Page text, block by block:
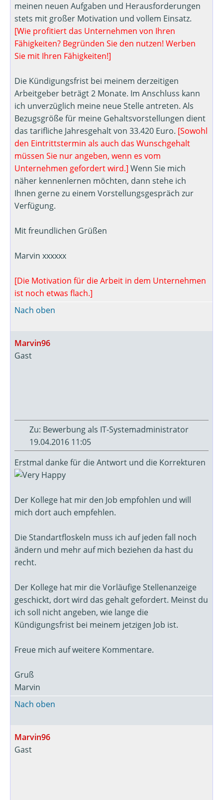
meinen neuen Aufgaben und Herausforderungen
stets mit großer Motivation und vollem Einsatz.
[Wie profitiert das Unternehmen von Ihren
Fähigkeiten? Begründen Sie den nutzen! Werben
Sie mit Ihren Fähigkeiten!]
Die Kündigungsfrist bei meinem derzeitigen
Arbeitgeber beträgt 2 Monate. Im Anschluss kann
ich unverzüglich meine neue Stelle antreten. Als
Bezugsgröße für meine Gehaltsvorstellungen dient
das tarifliche Jahresgehalt von 33.420 Euro. [Sowohl
den Eintrittstermin als auch das Wunschgehalt
müssen Sie nur angeben, wenn es vom
Unternehmen gefordert wird.] Wenn Sie mich
näher kennenlernen möchten, dann stehe ich
Ihnen gerne zu einem Vorstellungsgespräch zur
Verfügung.
Mit freundlichen Grüßen
Marvin xxxxxx
[Die Motivation für die Arbeit in dem Unternehmen
ist noch etwas flach.]
Nach oben
Marvin96
Gast
Zu: Bewerbung als IT-Systemadministrator
19.04.2016 11:05
Erstmal danke für die Antwort und die Korrekturen
Der Kollege hat mir den Job empfohlen und will
mich dort auch empfehlen.
Die Standartfloskeln muss ich auf jeden fall noch
ändern und mehr auf mich beziehen da hast du
recht.
Der Kollege hat mir die Vorläufige Stellenanzeige
geschickt, dort wird das gehalt gefordert. Meinst du
ich soll nicht angeben, wie lange die
Kündigungsfrist bei meinem jetzigen Job ist.
Freue mich auf weitere Kommentare.
Gruß
Marvin
Nach oben
Marvin96
Gast